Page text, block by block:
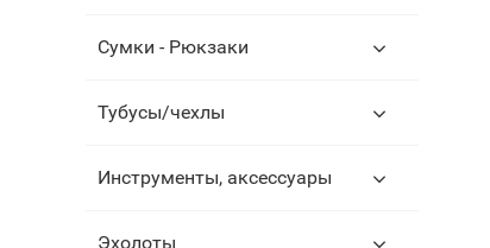
Сумки - Рюкзаки
Тубусы/чехлы
Инструменты, аксессуары
Эхолоты